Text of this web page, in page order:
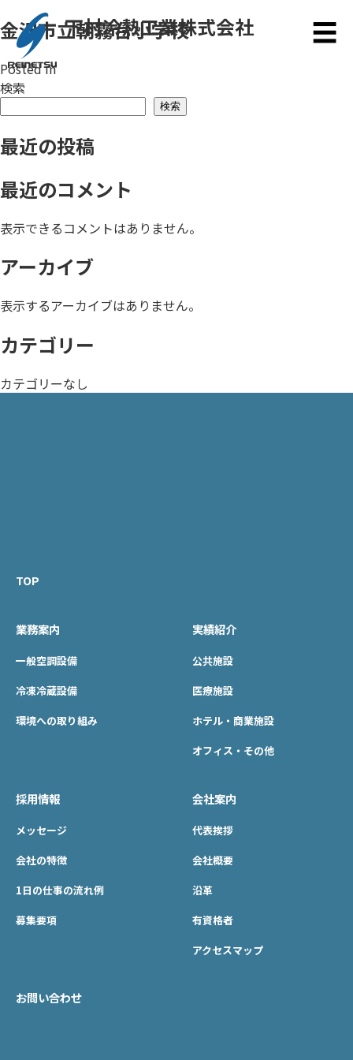
下村冷熱工業株式会社 メ
☰
金沢市立朝霧台小学校
Posted in
検索
検索
最近の投稿
最近のコメント
表示できるコメントはありません。
アーカイブ
表示するアーカイブはありません。
カテゴリー
カテゴリーなし
TOP
業務案内
一般空調設備
冷凍冷蔵設備
環境への取り組み
実績紹介
公共施設
医療施設
ホテル・商業施設
オフィス・その他
採用情報
メッセージ
会社の特徴
1日の仕事の流れ例
募集要項
会社案内
代表挨拶
会社概要
沿革
有資格者
アクセスマップ
お問い合わせ